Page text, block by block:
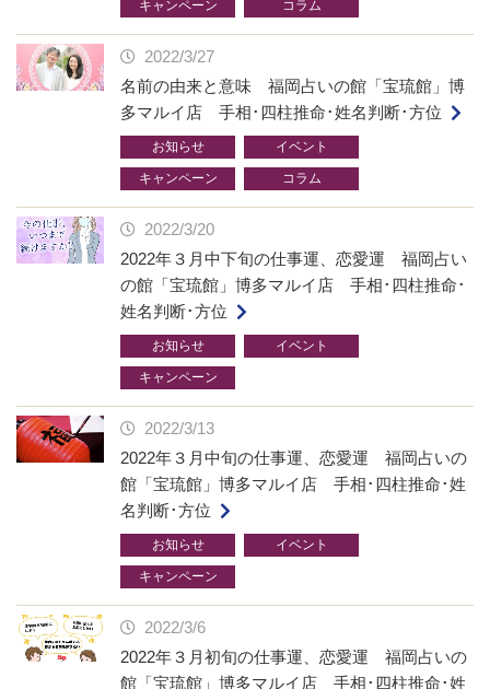
キャンペーン コラム
2022/3/27
名前の由来と意味 福岡占いの館「宝琉館」博
多マルイ店 手相･四柱推命･姓名判断･方位
お知らせ イベント
キャンペーン コラム
2022/3/20
2022年３月中下旬の仕事運、恋愛運 福岡占い
の館「宝琉館」博多マルイ店 手相･四柱推命･
姓名判断･方位
お知らせ イベント
キャンペーン
2022/3/13
2022年３月中旬の仕事運、恋愛運 福岡占いの
館「宝琉館」博多マルイ店 手相･四柱推命･姓
名判断･方位
お知らせ イベント
キャンペーン
2022/3/6
2022年３月初旬の仕事運、恋愛運 福岡占いの
館「宝琉館」博多マルイ店 手相･四柱推命･姓